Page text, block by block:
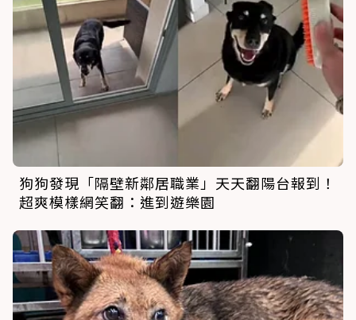
狗狗發現「隔壁新鄰居職業」天天翻陽台報到！
超爽模樣網笑翻：進到遊樂園